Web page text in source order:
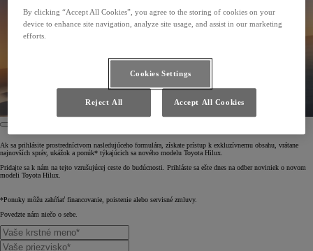
Ak sa prihlásite prostredníctvom nasledujúceho formulára, získate prístup k exkluzívnemu obsahu, vrátane
najnovších správ, ukážok a ponúk* týkajúcich sa nového modelu Toyota Hilux.
Pridajte sa k nám na tejto vzrušujúcej ceste do budúcnosti. Prihláste sa ešte dnes na odber noviniek o novom
modeli Toyota Hilux.
*Ponuky môžu zahŕňať financovanie, poistenie alebo servisné zmluvy.
Povedzte nám niečo o sebe.
By clicking “Accept All Cookies”, you agree to the storing of cookies on your
device to enhance site navigation, analyze site usage, and assist in our marketing
efforts.
Cookies Settings
Reject All Accept All Cookies